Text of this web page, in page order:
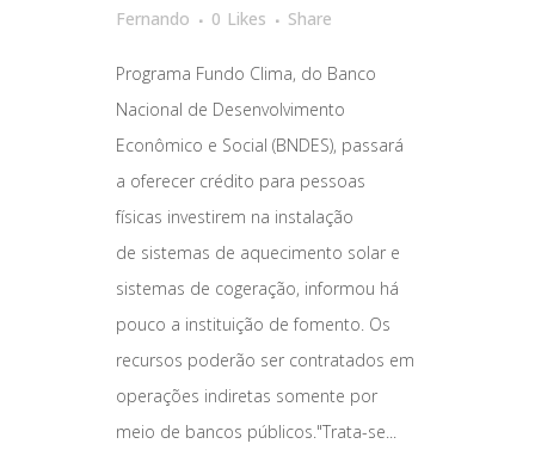
Fernando
0 Likes Share
Programa Fundo Clima, do Banco
Nacional de Desenvolvimento
Econômico e Social (BNDES), passará
a oferecer crédito para pessoas
físicas investirem na instalação
de sistemas de aquecimento solar e
sistemas de cogeração, informou há
pouco a instituição de fomento. Os
recursos poderão ser contratados em
operações indiretas somente por
meio de bancos públicos."Trata-se...